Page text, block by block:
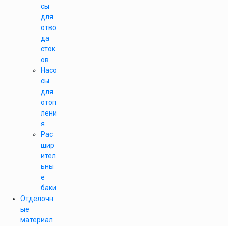
сы
для
отво
да
сток
ов
Насо
сы
для
отоп
лени
я
Рас
шир
ител
ьны
е
баки
Отделочн
ые
материал